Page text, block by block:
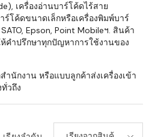
เครื่องอ่านบาร์โค้ดไร้สาย
ร์โค้ดขนาดเล็กหรือเครื่องพิมพ์บาร์
Epson, Point Mobileฯ. สินค้า
คำปรึกษาทุกปัญหาการใช้งานของ
นักงาน หรือแบบลูกค้าส่งเครื่องเข้า
วถึง